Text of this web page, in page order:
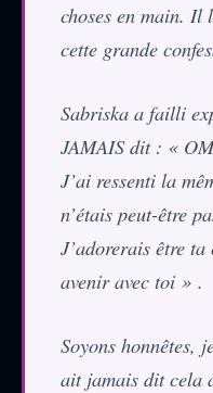
choses en main.
cette grande
Sabriska a failli
JAMAIS dit : «
J’ai ressenti la
n’étais peut-être
J’adorerais être
avenir avec toi » .
Soyons honnêtes,
ait jamais dit cela